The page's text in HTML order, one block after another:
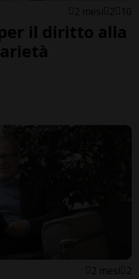
2 mesi 2 10
il diritto alla
2 mesi 2